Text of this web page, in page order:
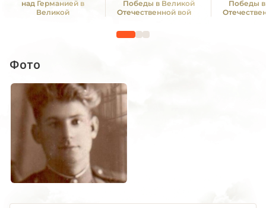
над Германией в
Великой
Победы в Великой
Отечественной войне
Победы
Фото